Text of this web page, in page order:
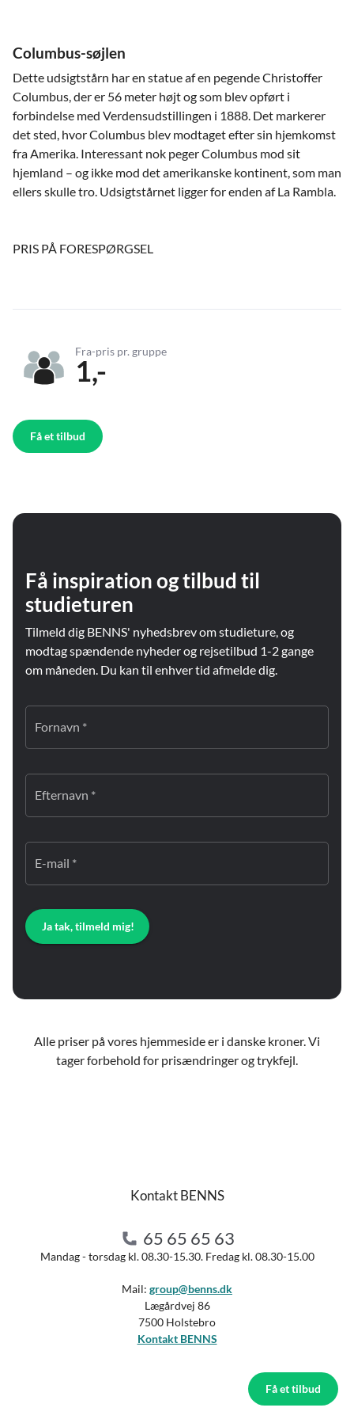
Få et tilbud
Columbus-søjlen
Dette udsigtstårn har en statue af en pegende Christoffer
Columbus, der er 56 meter højt og som blev opført i
forbindelse med Verdensudstillingen i 1888. Det markerer
det sted, hvor Columbus blev modtaget efter sin hjemkomst
fra Amerika. Interessant nok peger Columbus mod sit
hjemland – og ikke mod det amerikanske kontinent, som man
ellers skulle tro. Udsigtstårnet ligger for enden af La Rambla.
PRIS PÅ FORESPØRGSEL
Fra-pris pr. gruppe
1,-
Få et tilbud
Få inspiration og tilbud til
studieturen
Tilmeld dig BENNS' nyhedsbrev om studieture, og
modtag spændende nyheder og rejsetilbud 1-2 gange
om måneden. Du kan til enhver tid afmelde dig.
Fornavn *
Efternavn *
E-mail *
Ja tak, tilmeld mig!
Alle priser på vores hjemmeside er i danske kroner. Vi
tager forbehold for prisændringer og trykfejl.
Kontakt BENNS
65 65 65 63
Mandag - torsdag kl. 08.30-15.30. Fredag kl. 08.30-15.00
Mail: group@benns.dk
Lægårdvej 86
7500 Holstebro
Kontakt BENNS